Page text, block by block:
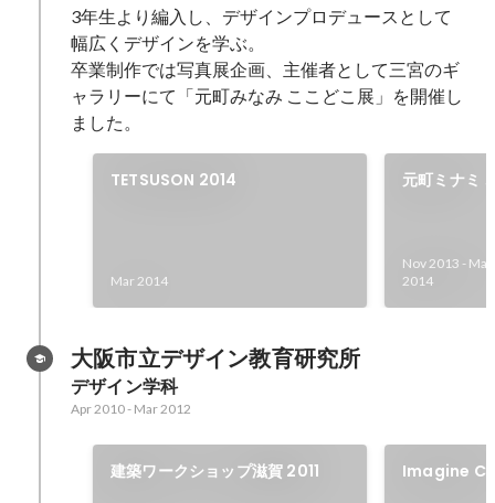
3年生より編入し、デザインプロデュースとして
幅広くデザインを学ぶ。
卒業制作では写真展企画、主催者として三宮のギ
ャラリーにて「元町みなみ ここどこ展」を開催し
ました。
TETSUSON 2014
Mar 2014
元町ミナミ
Nov 2013 - Mar
2014
大阪市立デザイン教育研究所
デザイン学科
Apr 2010- Mar 2012
建築ワークショップ滋賀 2011 Imagine